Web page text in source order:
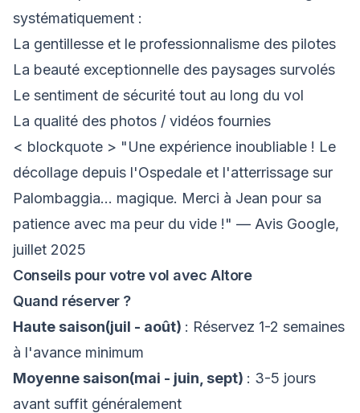
systématiquement :
La gentillesse et le professionnalisme des pilotes
La beauté exceptionnelle des paysages survolés
Le sentiment de sécurité tout au long du vol
La qualité des photos / vidéos fournies
< blockquote > "Une expérience inoubliable ! Le
décollage depuis l'Ospedale et l'atterrissage sur
Palombaggia... magique. Merci à Jean pour sa
patience avec ma peur du vide !" — Avis Google,
juillet 2025
Conseils pour votre vol avec Altore
Quand réserver ?
Haute saison(juil - août) : Réservez 1-2 semaines
à l'avance minimum
Moyenne saison(mai - juin, sept) : 3-5 jours
avant suffit généralement